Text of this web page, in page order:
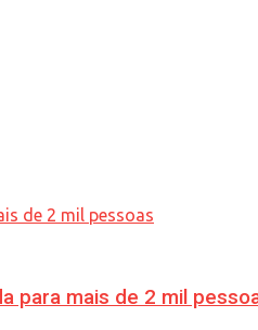
para mais de 2 mil